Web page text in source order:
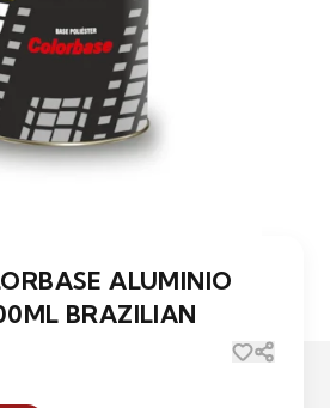
ALUMINIO
BRAZILIAN